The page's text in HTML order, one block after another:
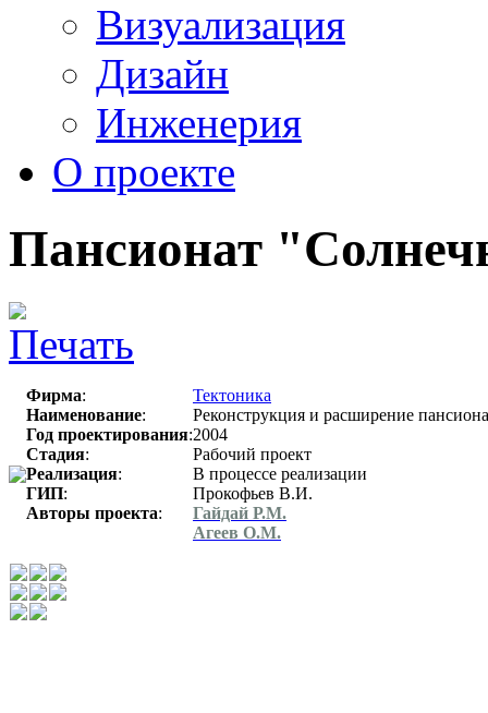
Визуализация
Дизайн
Инженерия
О проекте
Пансионат
Фирма:
Тектоника
Наименование:
Реконструкция и расширение
Год проектирования:2004
Стадия:
Рабочий проект
Реализация:
В процессе реализации
ГИП:
Прокофьев В.И.
Авторы проекта:
Гайдай Р.М.
Агеев О.М.